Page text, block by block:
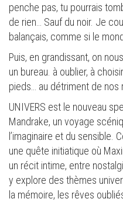
penche pas, tu pourrais
de rien… Sauf du noir. Je
balançais, comme si le
Puis, en grandissant, on
un bureau. à oublier, à
pieds… au détriment de nos
UNIVERS est le nouveau
Mandrake, un voyage
l’imaginaire et du sensible.
une quête initiatique où
un récit intime, entre
y explore des thèmes
la mémoire, les rêves